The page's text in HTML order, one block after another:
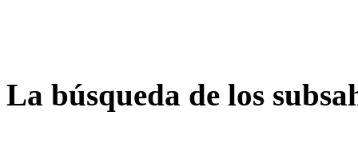
La búsqueda de los